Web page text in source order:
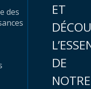
des
ET
DE
NOTRE